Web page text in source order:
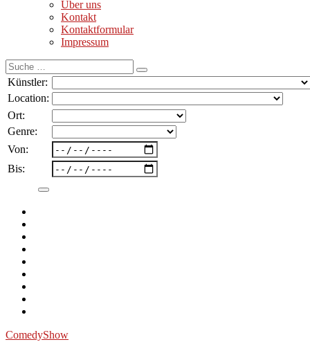
Über uns
Kontakt
Kontaktformular
Impressum
Suche
nach:
Künstler:
Location:
Ort:
Genre:
Von:
Bis:
ComedyShow